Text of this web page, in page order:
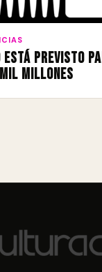
está previsto
millones